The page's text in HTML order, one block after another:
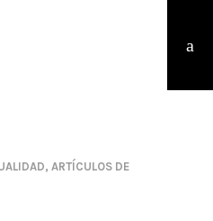
, ARTÍCULOS DE